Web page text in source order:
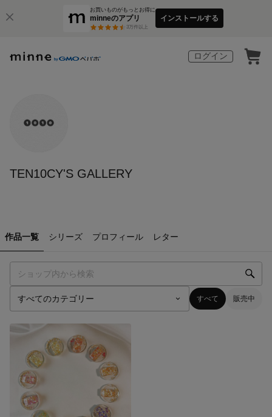
お買いものがもっとお得に
minneのアプリ
3万件以上
インストールする
ログイン
TEN10CY'S GALLERY
作品一覧 シリーズ プロフィール レター
すべて 販売中